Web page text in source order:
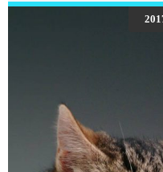
تمزق الاظافر عند الكلاب
لكى تدفعك الى زيارة العيادة